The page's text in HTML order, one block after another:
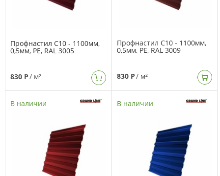
Профнастил C10 - 1100мм,
0,5мм, PE, RAL 3005
830 Р/ м²
Профнастил C10 - 1100мм,
0,5мм, PE, RAL 3009
830 Р/ м²
В наличии В наличии